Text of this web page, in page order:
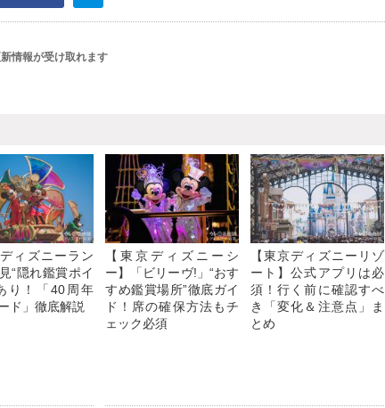
情報が受け取れます
ディズニーラン
“隠れ鑑賞ポイ
り！「40周年
ド」徹底解説
【東京ディズニーシ
ー】「ビリーヴ!」“おす
すめ鑑賞場所”徹底ガイ
ド！席の確保方法もチ
ェック必須
【東京ディズニーリゾ
ート】公式アプリは必
須！行く前に確認すべ
き「変化＆注意点」ま
とめ